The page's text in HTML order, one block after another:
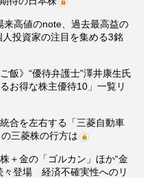
高値のnote、過去最高益の
投資家の注目を集める3銘
飯》“優待弁護士”澤井康生氏
お得な株主優待10」一覧リ
合を左右する「三菱自動車
三菱株の行方は
＋金の「ゴルカン」ほか“金
々登場 経済不確実性へのリ